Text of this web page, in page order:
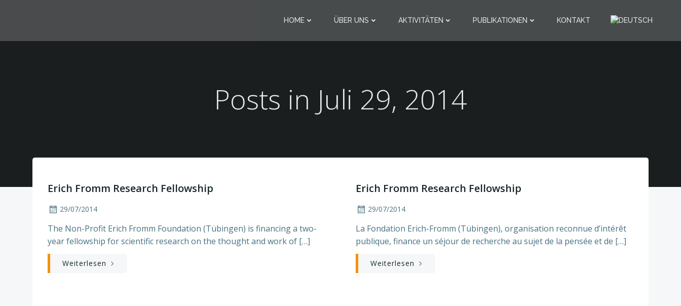
HOME ÜBER UNS AKTIVITÄTEN PUBLIKATIONEN KONTAKT
Posts in Juli 29, 2014
Erich Fromm Research Fellowship
29/07/2014
The Non-Profit Erich Fromm Foundation (Tübingen) is financing a two-
year fellowship for scientific research on the thought and work of […]
Weiterlesen
Erich Fromm Research Fellowship
29/07/2014
La Fondation Erich-Fromm (Tübingen), organisation reconnue d’intérêt
publique, finance un séjour de recherche au sujet de la pensée et de […]
Weiterlesen